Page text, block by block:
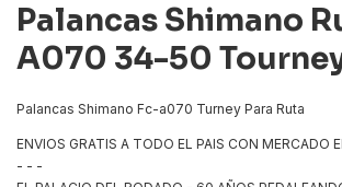
Palancas Shimano
A070 34-50
Palancas Shimano Fc-a070 Turney Para Ruta
ENVIOS GRATIS A TODO EL PAIS CON MERCADO
- - -